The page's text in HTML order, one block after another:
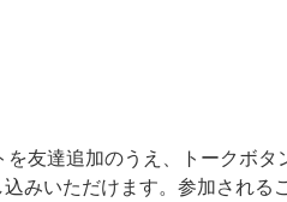
友達追加のうえ、トークボタ
みいただけます。参加される